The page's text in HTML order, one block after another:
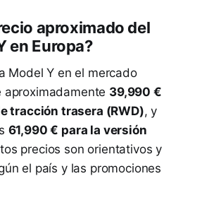
aproximado del
en Europa?
Model Y en el mercado
39,990 €
tracción trasera (RWD), y
61,990 € para la versión
precios son orientativos y
el país y las promociones